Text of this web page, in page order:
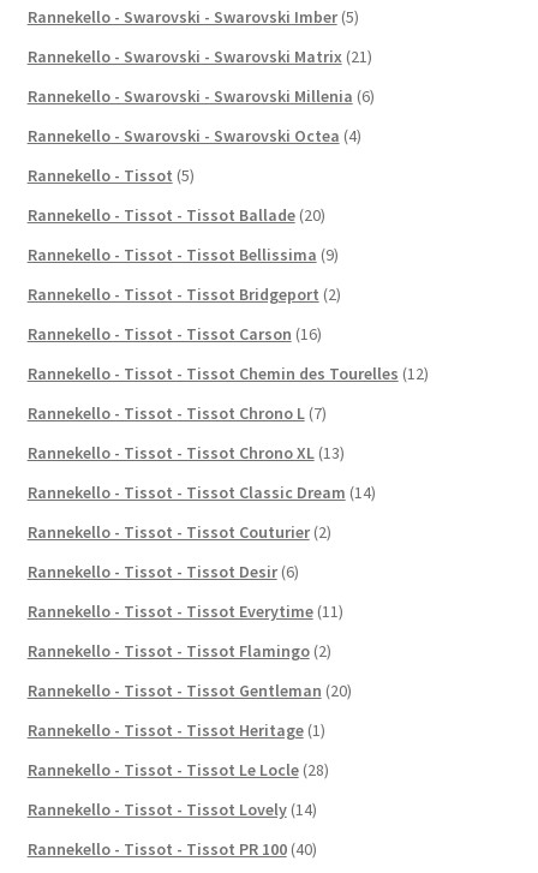
Rannekello - Swarovski - Swarovski Imber (5)
Rannekello - Swarovski - Swarovski Matrix (21)
Rannekello - Swarovski - Swarovski Millenia (6)
Rannekello - Swarovski - Swarovski Octea (4)
Rannekello - Tissot (5)
Rannekello - Tissot - Tissot Ballade (20)
Rannekello - Tissot - Tissot Bellissima (9)
Rannekello - Tissot - Tissot Bridgeport (2)
Rannekello - Tissot - Tissot Carson (16)
Rannekello - Tissot - Tissot Chemin des Tourelles (12)
Rannekello - Tissot - Tissot Chrono L (7)
Rannekello - Tissot - Tissot Chrono XL (13)
Rannekello - Tissot - Tissot Classic Dream (14)
Rannekello - Tissot - Tissot Couturier (2)
Rannekello - Tissot - Tissot Desir (6)
Rannekello - Tissot - Tissot Everytime (11)
Rannekello - Tissot - Tissot Flamingo (2)
Rannekello - Tissot - Tissot Gentleman (20)
Rannekello - Tissot - Tissot Heritage (1)
Rannekello - Tissot - Tissot Le Locle (28)
Rannekello - Tissot - Tissot Lovely (14)
Rannekello - Tissot - Tissot PR 100 (40)